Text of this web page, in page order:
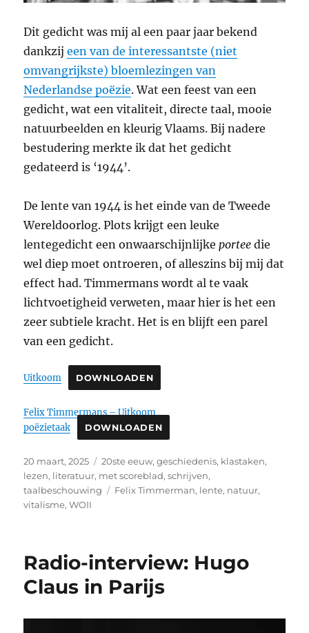
Dit gedicht was mij al een paar jaar bekend
dankzijeen van de interessantste (niet
omvangrijkste) bloemlezingen van
Nederlandse poëzie. Wat een feest van een
gedicht, wat een vitaliteit, directe taal, mooie
natuurbeelden en kleurig Vlaams. Bij nadere
bestudering merkte ik dat het gedicht
gedateerd is ‘1944’.
De lente van 1944 is het einde van de Tweede
Wereldoorlog. Plots krijgt een leuke
lentegedicht een onwaarschijnlijke portee die
wel diep moet ontroeren, of alleszins bij mij dat
effect had. Timmermans wordt al te vaak
lichtvoetigheid verweten, maar hier is het een
zeer subtiele kracht. Het is en blijft een parel
van een gedicht.
Uitkoom DOWNLOADEN
Felix Timmermans – Uitkoom _
poëzietaak
DOWNLOADEN
Geplaatst
op
20 maart, 2025 Categorieën
20ste eeuw,geschiedenis, klastaken,
lezen, literatuur, met scoreblad,schrijven,
taalbeschouwing
Tags
Felix Timmerman, lente, natuur,
vitalisme,WOII
Radio-interview: Hugo
Claus in Parijs